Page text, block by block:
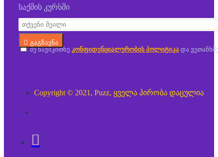
საქმის კურსში
გაგზავნა
მე წავიკითხე კონფიდენციალურობის პოლიტიკა და
Copyright © 2021, Puzz, ყველა პირობა დაცულია